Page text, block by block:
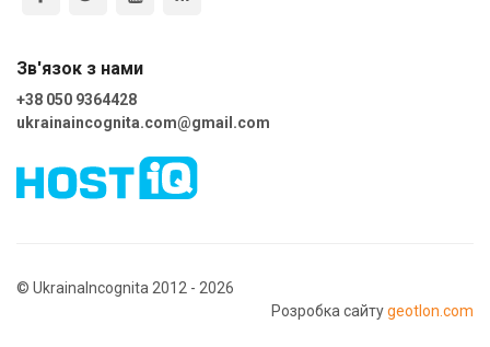
Зв'язок з нами
+38 050 9364428
ukrainaincognita.com@gmail.com
© UkrainaIncognita 2012 - 2026
Розробка сайтуgeotlon.com